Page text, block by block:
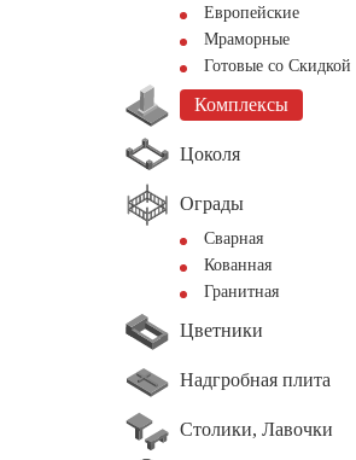
Европейские
Мраморные
Готовые со Скидкой
Комплексы
Цоколя
Ограды
Сварная
Кованная
Гранитная
Цветники
Надгробная плита
Столики, Лавочки